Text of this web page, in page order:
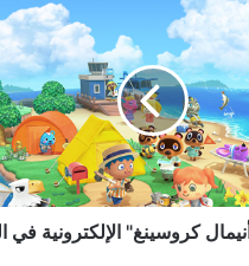
كروسينغ" الإلكترونية في